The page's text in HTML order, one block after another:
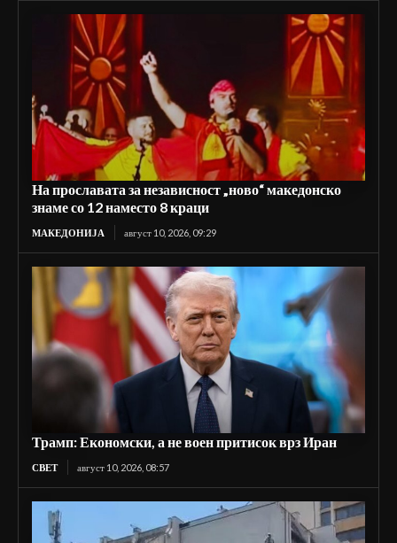
На прославата за независност „ново“ македонско
знаме со 12 наместо 8 краци
МАКЕДОНИЈА август 10, 2026, 09:29
Трамп: Економски, а не воен притисок врз Иран
СВЕТ август 10, 2026, 08:57